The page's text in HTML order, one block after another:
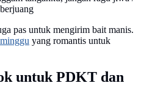
pas untuk mengirim bait manis.
yang romantis untuk
untuk PDKT dan